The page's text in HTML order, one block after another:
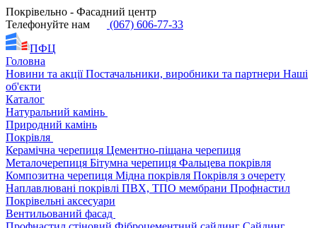
Покрівельно - Фасадний центр
Телефонуйте нам
(067) 606-77-33
ПФЦ
Головна
Новини та акціїПостачальники, виробники та партнери Наші
об'єкти
Каталог
Натуральний камінь
Природний камінь
Покрівля
Керамічна черепиця Цементно-піщана черепиця
Металочерепиця Бітумна черепиця Фальцева покрівля
Композитна черепиця Мідна покрівля Покрівля з очерету
Наплавлювані покрівлі ПВХ, ТПО мембрани Профнастил
Покрівельні аксесуари
Вентильований фасад